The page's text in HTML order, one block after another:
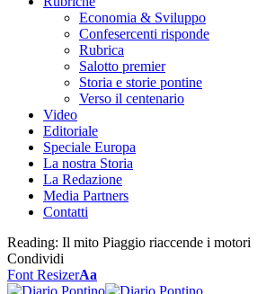
Economia & Sviluppo
Confesercenti risponde
Rubrica
Salotto premier
Storia e storie pontine
Verso il centenario
Video
Editoriale
Speciale Europa
La nostra Storia
La Redazione
Media Partners
Contatti
Reading: Il mito Piaggio riaccende i motori
Condividi
Font ResizerAa